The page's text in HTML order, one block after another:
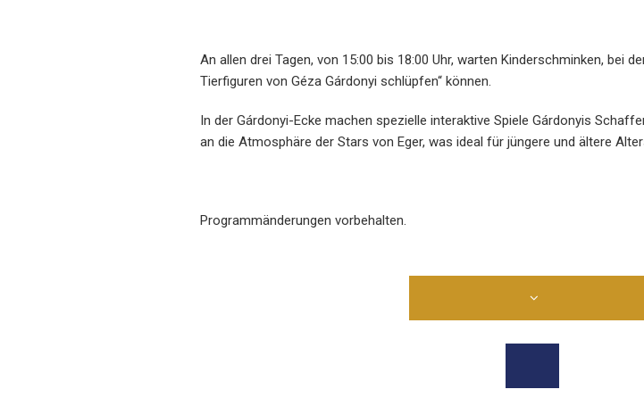
An allen drei Tagen, von 15:00 bis 18:00 Uhr, warten Kinderschminken, bei
Tierfiguren von Géza Gárdonyi schlüpfen“ können.
In der Gárdonyi-Ecke machen spezielle interaktive Spiele Gárdonyis
an die Atmosphäre der Stars von Eger, was ideal für jüngere und ältere
Programmänderungen vorbehalten.